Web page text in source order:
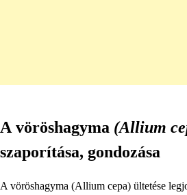
A vöröshagyma (Allium
szaporítása, gondozása
A vöröshagyma (Allium cepa) ültetése